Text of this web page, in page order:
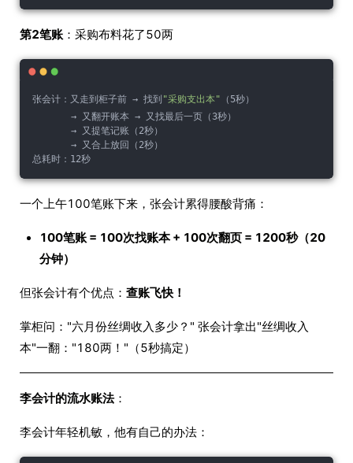
第2笔账 ：采购布料花了50两
张会计：又走到柜子前 → 找到 "采购支出本" （5秒）
→ 又翻开账本 → 又找最后一页（3秒）
→ 又提笔记账（2秒）
→ 又合上放回（2秒）
总耗时：12秒
一个上午100笔账下来，张会计累得腰酸背痛：
100笔账 = 100次找账本 + 100次翻页 = 1200秒（20
分钟）
但张会计有个优点： 查账飞快！
掌柜问："六月份丝绸收入多少？" 张会计拿出"丝绸收入
本"一翻："180两！"（5秒搞定）
李会计的流水账法：
李会计年轻机敏，他有自己的办法：